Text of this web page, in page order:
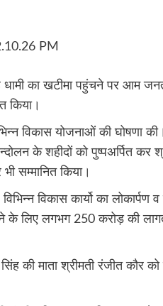
का खटीमा पहुंचने पर आम
किया।
विकास योजनाओं की घोषणा
के शहीदों को पुष्पअर्पित कर
सम्मानित किया।
विकास कार्यो का लोकार्पण
के लिए लगभग 250 करोड़ की लागत
की माता श्रीमती रंजीत कौर